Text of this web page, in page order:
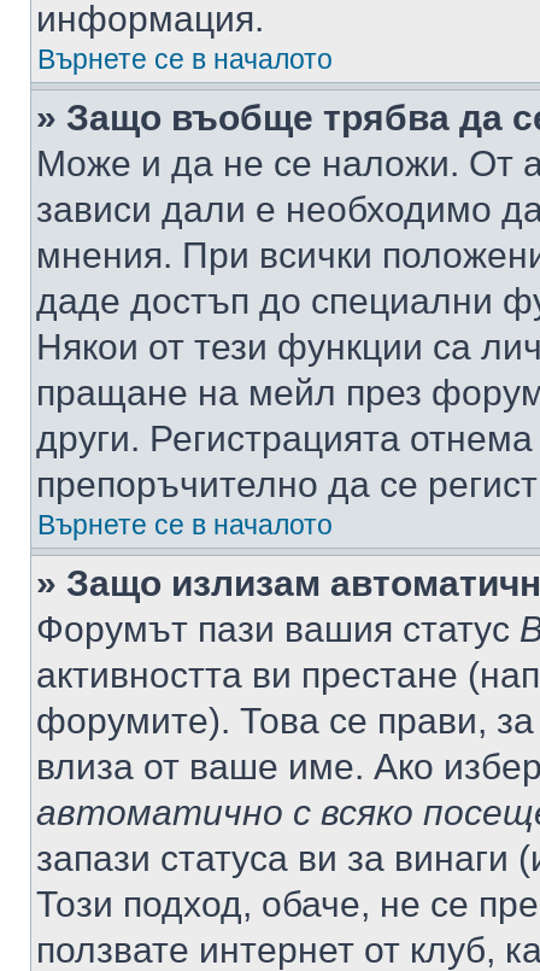
информация.
Върнете се в началото
» Защо въобще трябва да
Може и да не се наложи. От
зависи дали е необходимо
мнения. При всички
даде достъп до специални
Някои от тези функции са
пращане на мейл през
други. Регистрацията
препоръчително да се
Върнете се в началото
» Защо излизам
Форумът пази вашия статус
активността ви престане
форумите). Това се прави,
влиза от ваше име. Ако
автоматично с всяко
запази статуса ви за винаги
Този подход, обаче, не се
ползвате интернет от клуб,